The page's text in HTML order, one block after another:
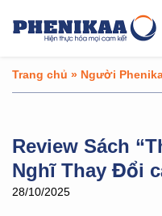
Trang chủ » Người
Review Sách
Nghĩ Thay Đổi
28/10/2025